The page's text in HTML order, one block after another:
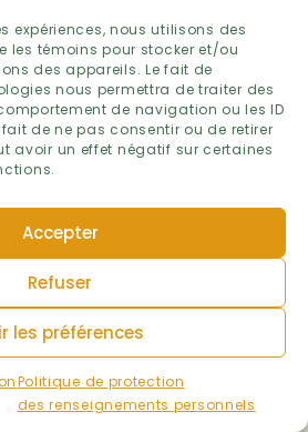
expériences, nous utilisons des
les témoins pour stocker et/ou
des appareils. Le fait de
nous permettra de traiter des
de navigation ou les ID
de ne pas consentir ou de retirer
avoir un effet négatif sur certaines
Accepter
Refuser
les préférences
Politique de protection
des renseignements personnels
: